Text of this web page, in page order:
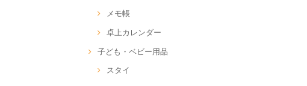
メモ帳
卓上カレンダー
子ども・ベビー用品
スタイ